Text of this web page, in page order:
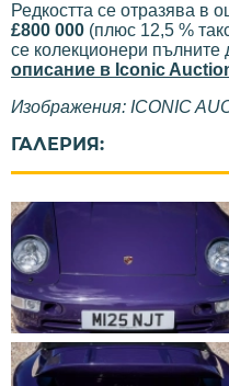
Редкостта се отразява в
£800 000 (плюс 12,5 %
се колекционери пълните
описание в Iconic
Изображения: ICONIC
ГАЛЕРИЯ: